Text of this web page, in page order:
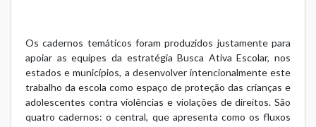
Os cadernos temáticos foram produzidos justamente para
apoiar as equipes da estratégia Busca Ativa Escolar, nos
estados e municípios, a desenvolver intencionalmente este
trabalho da escola como espaço de proteção das crianças e
adolescentes contra violências e violações de direitos. São
quatro cadernos: o central, que apresenta como os fluxos